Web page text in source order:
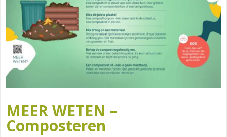
MEER WETEN –
Composteren